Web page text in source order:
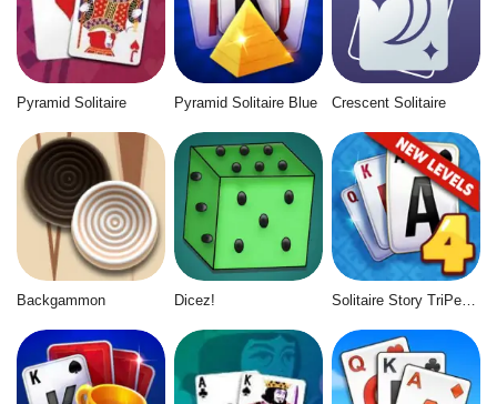
Pyramid Solitaire Pyramid Solitaire Blue Crescent Solitaire
Backgammon Dicez! Solitaire Story TriPeaks 4